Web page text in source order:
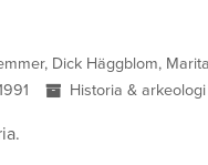
Dick Häggblom, Marita
Historia & arkeologi